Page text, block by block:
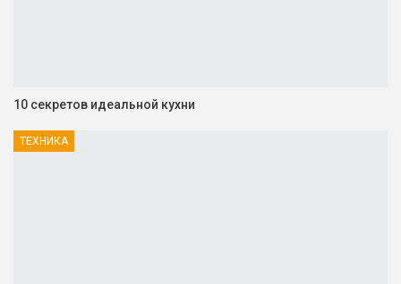
10 секретов идеальной кухни
ТЕХНИКА